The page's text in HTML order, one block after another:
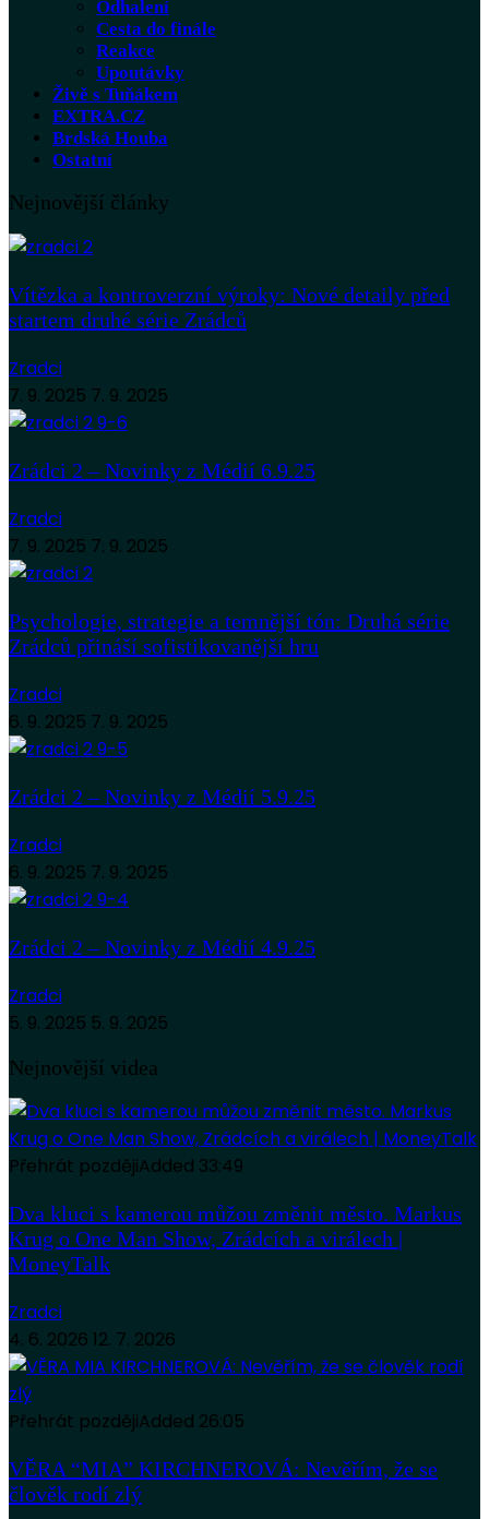
Odhalení
Cesta do finále
Reakce
Upoutávky
Živě s Tuňákem
EXTRA.CZ
Brdská Houba
Ostatní
Nejnovější články
Vítězka a kontroverzní výroky: Nové detaily před
startem druhé série Zrádců
Zradci
7. 9. 2025 7. 9. 2025
Zrádci 2 – Novinky z Médií 6.9.25
Zradci
7. 9. 2025 7. 9. 2025
Psychologie, strategie a temnější tón: Druhá série
Zrádců přináší sofistikovanější hru
Zradci
6. 9. 2025 7. 9. 2025
Zrádci 2 – Novinky z Médií 5.9.25
Zradci
6. 9. 2025 7. 9. 2025
Zrádci 2 – Novinky z Médií 4.9.25
Zradci
5. 9. 2025 5. 9. 2025
Nejnovější videa
Přehrát pozdějiAdded 33:49
Dva kluci s kamerou můžou změnit město. Markus
Krug o One Man Show, Zrádcích a virálech |
MoneyTalk
Zradci
4. 6. 2026 12. 7. 2026
Přehrát pozdějiAdded 26:05
VĚRA “MIA” KIRCHNEROVÁ: Nevěřím, že se
člověk rodí zlý